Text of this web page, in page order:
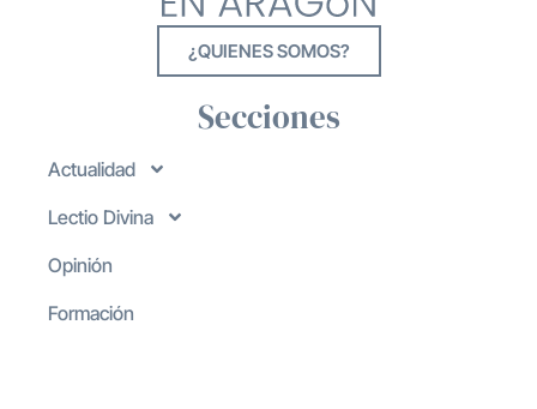
¿QUIENES SOMOS?
Secciones
Actualidad
Lectio Divina
Opinión
Formación